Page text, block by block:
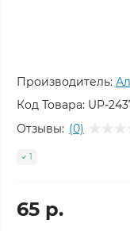
Производитель:
Код Товара: UP-
Отзывы: (0)
1
65 р.